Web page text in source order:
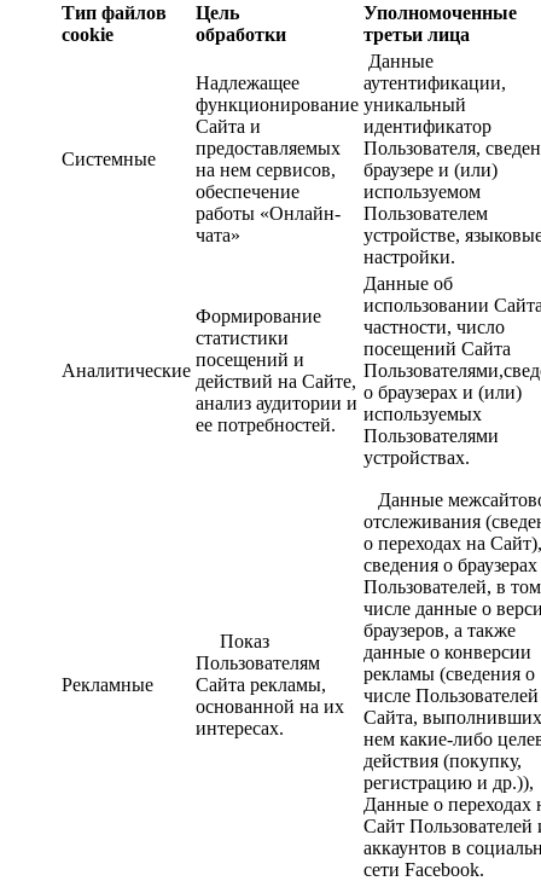
Тип файлов
cookie
Цель
обработки
Уполномоченные
третьи лица
Системные
Надлежащее
функционирование
Сайта и
предоставляемых
на нем сервисов,
обеспечение
работы «Онлайн-
чата»
Данные
аутентификации,
уникальный
идентификатор
Пользователя,
браузере и (или)
используемом
Пользователем
устройстве,
настройки.
Аналитические
Формирование
статистики
посещений и
действий на Сайте,
анализ аудитории и
ее потребностей.
Данные об
использовании
частности, число
посещений Сайта
о браузерах и (или)
используемых
Пользователями
устройствах.
Рекламные
Показ
Пользователям
Сайта рекламы,
основанной на их
интересах.
Данные
отслеживания
о переходах на Сайт),
сведения о браузерах
Пользователей, в том
числе данные о
браузеров, а также
данные о конверсии
рекламы (сведения о
числе Пользователей
Сайта,
нем какие-либо
действия (покупку,
регистрацию и др.)),
Данные о переходах
Сайт Пользователей
аккаунтов в
сети Facebook.